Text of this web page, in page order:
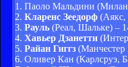
1. Паоло Мальдини
2. Кларенс Зеедорф (Аякс,
3. Рауль (Реал, Шальке) –
4. Хавьер Дзанетти
5. Райан Гиггз (Манчестер
6. Оливер Кан (Карлсруэ,